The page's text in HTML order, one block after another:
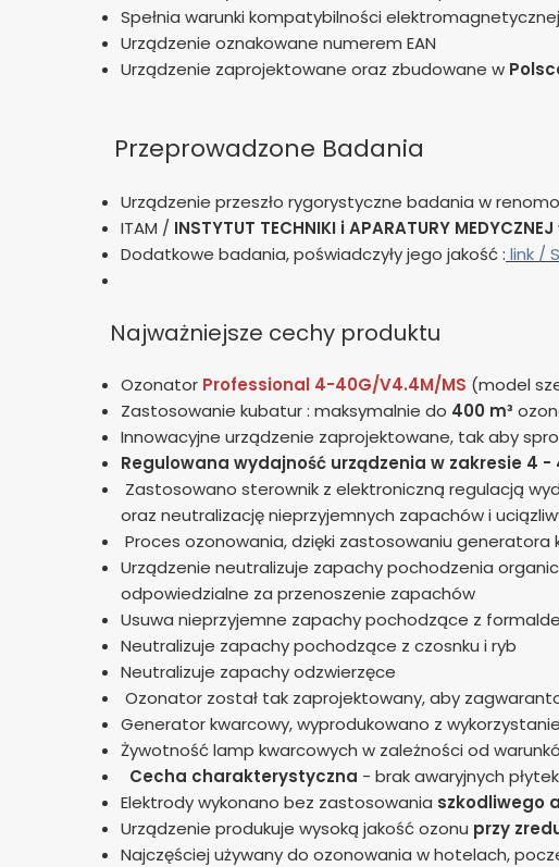
Spełnia warunki kompatybilności elektromagnetycznej
Urządzenie oznakowane numerem EAN
Urządzenie zaprojektowane oraz zbudowane w
Przeprowadzone Badania
Urządzenie przeszło rygorystyczne badania w
ITAM / INSTYTUT TECHNIKI i APARATURY MEDYCZNEJ
Dodatkowe badania, poświadczyły jego jakość : link /
Najważniejsze cechy produktu
Ozonator Professional 4-40G/V4.4M/MS (model
Zastosowanie kubatur : maksymalnie do 400 m³
Innowacyjne urządzenie zaprojektowane, tak aby
Regulowana wydajność urządzenia w zakresie 4 -
Zastosowano sterownik z elektroniczną regulacją
oraz neutralizację nieprzyjemnych zapachów i
Proces ozonowania, dzięki zastosowaniu generatora
Urządzenie neutralizuje zapachy pochodzenia
odpowiedzialne za przenoszenie zapachów
Usuwa nieprzyjemne zapachy pochodzące z
Neutralizuje zapachy pochodzące z czosnku i ryb
Neutralizuje zapachy odzwierzęce
Ozonator został tak zaprojektowany, aby
Generator kwarcowy, wyprodukowano z
Żywotność lamp kwarcowych w zależności od
Cecha charakterystyczna - brak awaryjnych
Elektrody wykonano bez zastosowania szkodliwego
Urządzenie produkuje wysoką jakość ozonu przy
Najczęściej używany do ozonowania w hotelach,